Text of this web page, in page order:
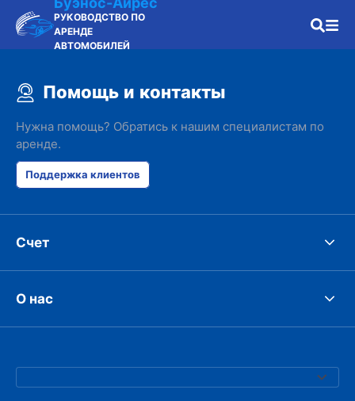
РУКОВОДСТВО ПО
АРЕНДЕ
АВТОМОБИЛЕЙ
Помощь и контакты
Нужна помощь? Обратись к нашим специалистам по
аренде.
Поддержка клиентов
Счет
О нас